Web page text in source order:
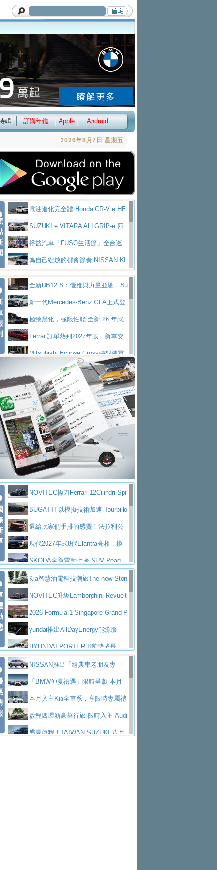
輯 訂購年鑑 Apple Android
2026年8月7日 星期五
電油進化完全體 Honda CR-V e:HE
V PrestigeSUZUKI e VITARA ALLGRIP-e 四
驅精神的純電新詮釋
裕益汽車「FUSO生活節」全台巡
迴 結合生活體驗、交通安全與購車優惠
為自己綻放的都會節奏 NISSAN KI
CKS SAKURA為品味獨具層峰買家打造的頂級座
駕，MAZDA CX-90 33T AWD Premium Ca
ptain Seat
EV
技的座駕! Ford Territory中型油電休旅
SO Super Great今日在台登場，結合先進安
ntis四品牌經銷權，全新多品牌旗艦展示中
心開幕啟用
屏東特搜大隊再添新利器 SITRAK
救助器材車買氣不衰、SUZUKI經銷商勇於開啟
全新大店，新北都鈴木占地500坪土城旗艦
展示中心開幕
2025第七屆ISUZU運轉職人挑戰賽
熱血登場 展現極致車技與專業職人精神
H2GP世界總決賽圓滿落幕 台灣團
隊表現精彩淨零減碳指標性應用 純電動水泥預
拌車 消防車除了滅火裝備還需要什麼？
一探SITRAK “準” 消防車的究竟
大益金龍初試啼聲，汽柴油5噸貨車
不是對手正宗年鑑2025年全球自動車年鑑1月
下旬問世！2024第六屆ISUZU運轉職人挑戰賽
首度前進南台灣熱烈開戰
豪華電能休旅新星 Audi Q4 Sportba
ck 55 e-tron S lineScania Taiwan 逆風而行，加深力
道投資布局
全新DB12 S：優雅與力量並馳，Su
per Tourer的顛峰之作
新一代Mercedes-Benz GLA正式登
場 續航最高657公里、支援320kW快充
極致黑化，極限性能 全新 26 年式
DEFENDER OCTA BLACK 限量登台
Ferrari訂單熱到2027年底 新車交
付至少得等一年以上
Mitsubishi Eclipse Cross轉型純電
休旅 87kWh電池續航超過600公里
全新BMW 318i Touring豪華旅行車
全台限量200台 進化現型
不等零關稅的紅利，Jeep品牌今日
起展開首批車交車Volvo EX60 即將叩關，靜肅性、底
盤與數位介面搶先揭露
Audi Q9 將於 2026 年底上市 旗艦
大型 SUV 鎖定七人座豪華市場
BMW攜手漫威電影【蜘蛛人：重生
日】 Skoda 發表全新 Peaq 內裝：七人
座純電旗艦 SUV，行李廂最大可達 935 公
升
全新純電 Mercedes-Benz C 400 4
MATIC Electric 登場
奢華與科技大躍進，MAZDA全新3
代CX-5全方位進化提前亮相並展開預售94.9
萬起
馬自達公布 2027 年式 MX-5 更
新，新增 Yakudo 特別版
Skoda Peaq 發表全新電動動力系
統 最長續航逾 640 公里、支援雙向供電
BMW M2 首度導入 xDrive 四驅，
美國與瑞士需求成關鍵推手
The all-new T-Roc 魅力 自成焦點
Maserati GT2 Stradale「Tribute to
MC12」全球首度亮相
迎接 RANGE ROVER 品牌家族第
五位成員 全新 RANGE ROVER GT 預告登
場
造型華麗時尚、科技座艙再進化，P
eugeot 208小改款發表上市94.8萬起
NOVITEC操刀Ferrari 12Cilindri Spi
der 碳纖維空力、鍛造輪圈與Inconel排氣
上身
BUGATTI 以模擬技術加速 Tourbillo
n 動態開發還給玩家們手排的感覺！法拉利公
布12Cilidri Manaule手排超跑產品細節
現代2027年式8代Elantra亮相，換
裝更銳利的造型、更先進的資訊娛樂系統及
更高效的動力
SKODA全新電動七座 SUV Peaq
問世，擁有品牌史上最寬敞且豪華的座艙
AUDI推出首款高性能油電超跑Nuvo
lari，0到100公里加速2.6秒、極速350公里
／小時
百年三叉戟傳奇再啟程 Maserati 重
返 1000 Miglia 傳承競速榮耀
法拉利首款純電跑車Luce亮相，最
大馬力超過1000匹並具備530公里最大續航
里程
小車大空間、座艙科技更先進，SK
ODA發表全新純電跨界休旅Eipq祭平民化車
價89萬起
賓士AMG.EA專屬平台首作，Merc
edes-AMG 全新GT 4-Door Coupe全球首發
福斯推出首款GTI純電性能掀背ID.
Polo GTI，擁有226匹馬力和零百加速 6.8
秒的實力
Jaguar 公布四門 GT車款正式車名
為JAGUAR TYPE 01
終於跟上進度，LEXUS發表首款三
排六座純電旗艦休旅 TZ
有錢也買不到的Golf R！福斯打造
全新Golf R 24h賽車將挑戰紐柏林24小時耐
SKODA公布全新小型純電跨界休旅
Kia智慧油電科技潮旅The new Ston
ic 1-7月累計銷量創歷史新高
NOVITEC升級Lamborghini Revuelt
o 綜效輸出增至1,048匹
2026 Formula 1 Singapore Grand P
rix 新加坡大獎賽 Audi 極速之旅開放報名
yundai推出AllDayEnergy能源服
務 讓電動車化身行動儲能系統
HYUNDAI PORTER II逆勢成長，
勇奪中型貨車銷售冠軍
父親節霸氣獻禮！PGO 威力125 最
低入手價 $60,900 起 省油ｘ安全ｘ大空間
陪爸爸輕鬆
福斯商旅挺頭家 推出「德系質感 精
算圓夢」專案和運租車榮獲國家品牌玉山獎 以智
慧移動與綠能創新
Volvo Trucks 承諾成為高科技供應
鏈的可靠夥伴XFORCE攜手臺南祀典大天后宮 試
NISSAN推出「經典車老朋友專
案」 以匠人精神煥新珍品座駕
「BMW仲夏禮遇」限時呈獻 本月
入主即享尊榮豪華五星假期 多元優購方案
同步實施
本月入主Kia全車系，享限時專屬禮
遇 啟程四環新豪華行旅 限時入主 Audi
A6 旗艦陣容 低月付5,888元起及3 年乙式險
盛夏啟程！TAIWAN SUZUKI 八月